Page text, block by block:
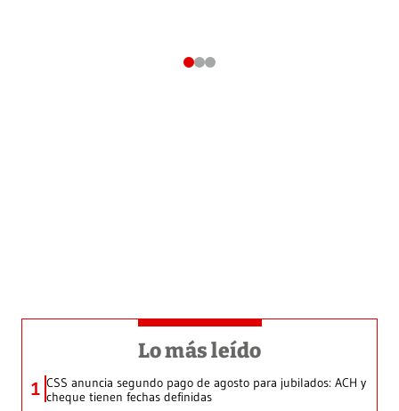
Lo más leído
1 CSS anuncia segundo pago de agosto para jubilados: ACH y
cheque tienen fechas definidas